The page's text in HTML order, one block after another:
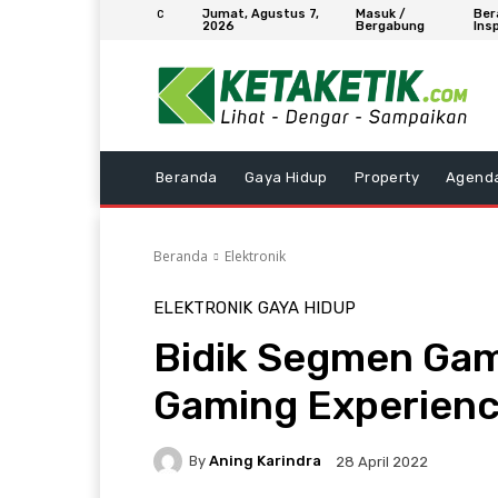
C
Jumat, Agustus 7,
2026
Masuk /
Bergabung
Beranda Gaya Hidup Property
Beranda Elektronik
ELEKTRONIK GAYA HIDUP
Bidik Segmen
Gaming
By Aning Karindra 28 April 2022